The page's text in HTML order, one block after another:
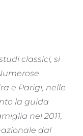
classici, si
e Parigi, nelle
la guida
nel 2011,
dal